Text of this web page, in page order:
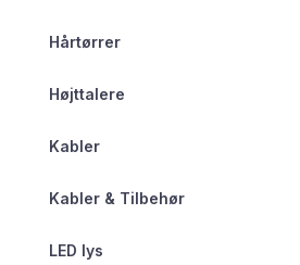
Hårtørrer
Højttalere
Kabler
Kabler & Tilbehør
LED lys